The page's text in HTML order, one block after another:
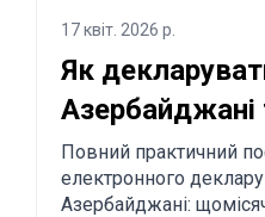
17 квіт. 2026 р.
Як
з Китаю в
Повний практичний
електронного
Азербайджані: